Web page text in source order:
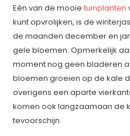
Eén van de mooietuinplanten
kunt opvrolijken, is de
de maanden december en
gele bloemen. Opmerkelijk
moment nog geen bladeren
bloemen groeien op de kale
overigens een aparte
komen ook langzaamaan de
tevoorschijn.